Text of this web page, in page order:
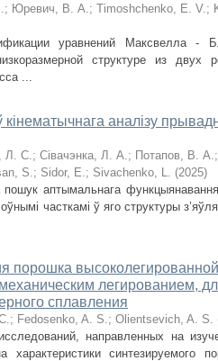
; Юревич, В. А.; Timoshchenko, E. V.;
уравнений Максвелла -
структуре из двух
...
аналізу
Л. С.; Сівачэнка, Л. А.; Потапов, В. А.
S.; Sidor, E.; Sivachenko, L. (2025)
аптымальнага
часткамі ў яго структуры
порошка
легированием,
сплавления
; Fedosenko, A. S.; Olientsevich, A. S.
направленных на
характеристики синтезируемого